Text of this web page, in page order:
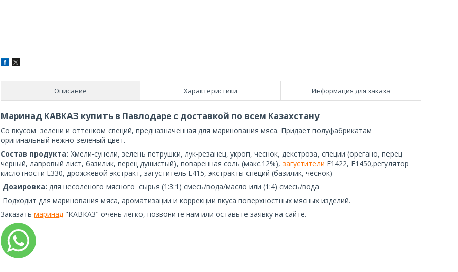
Описание Характеристики Информация для заказа
Маринад КАВКАЗ купить в Павлодаре с доставкой по всем Казахстану
Со вкусом зелени и оттенком специй, предназначенная для маринования мяса. Придает полуфабрикатам
оригинальный нежно-зеленый цвет.
Состав продукта: Хмели-сунели, зелень петрушки, лук-резанец, укроп, чеснок, декстроза, специи (орегано, перец
черный, лавровый лист, базилик, перец душистый), поваренная соль (макс.12%), загустители Е1422, Е1450,регулятор
кислотности Е330, дрожжевой экстракт, загуститель Е415, экстракты специй (базилик, чеснок)
Дозировка: для несоленого мясного сырья (1:3:1) смесь/вода/масло или (1:4) смесь/вода
Подходит для маринования мяса, ароматизации и коррекции вкуса поверхностных мясных изделий.
Заказать маринад "КАВКАЗ" очень легко, позвоните нам или оставьте заявку на сайте.